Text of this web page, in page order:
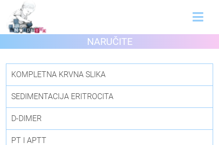
NARUČITE
KOMPLETNA KRVNA SLIKA
SEDIMENTACIJA ERITROCITA
D-DIMER
PT I APTT